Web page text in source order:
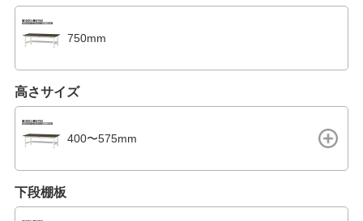
750mm
高さサイズ
400〜575mm
下段棚板